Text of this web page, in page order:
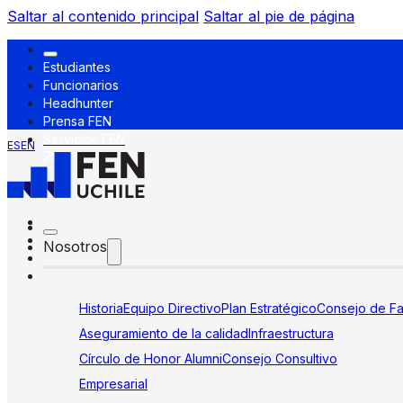
Saltar al contenido principal Saltar al pie de página
Estudiantes
Funcionarios
Headhunter
Prensa FEN
ESEN
Nosotros
HistoriaEquipo DirectivoPlan EstratégicoConsejo de
Aseguramiento de la calidadInfraestructura
Círculo de Honor AlumniConsejo Consultivo
Empresarial